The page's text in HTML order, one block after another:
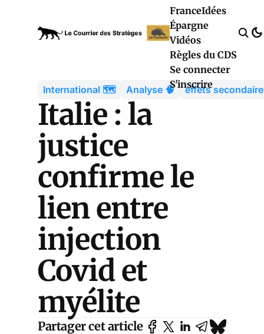
FranceIdées
Épargne
Vidéos
Règles du CDS
Se connecter
S'inscrire
International 🗺️ Analyse 🧠 effets
Italie : la
justice
confirme le
lien entre
injection
Covid et
myélite
Partager cet article